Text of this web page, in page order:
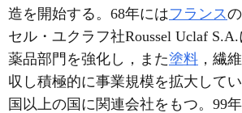
造を開始する。68年にはフランス
セル・ユクラフ社Roussel Uclaf
薬品部門を強化し，また塗料 ，繊
収し積極的に事業規模を拡大して
国以上の国に関連会社をもつ。99